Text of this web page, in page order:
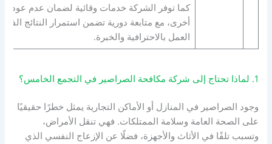
كما توفر الشركة خدمات وقائية لضمان عدم عودة
أخرى، مع متابعة دورية تضمن استمرار النتائج
العمل بالاحترافية والخبرة.
1. لماذا تحتاج إلى شركة مكافحة الصراصير في التجمع الخامس؟
وجود الصراصير في المنازل أو الأماكن التجارية يمثل خطرًا حقيقيًا
على الصحة العامة وسلامة الممتلكات. فهي تنقل الأمراض،
وتسبب تلفًا في الأثاث والأجهزة، فضلًا عن الإزعاج النفسي الذي